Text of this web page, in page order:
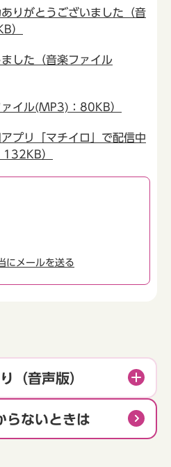
りがとうございました（音
）
した（音楽ファイル
イル(MP3)：80KB）
プリ「マチイロ」で配信中
132KB）
にメールを送る
（音声版）
らないときは